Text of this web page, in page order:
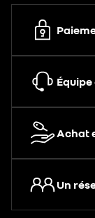
Achat
Un